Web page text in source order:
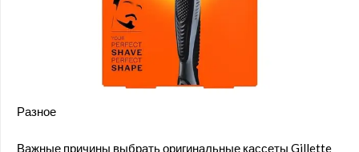
Разное
Важные причины выбрать оригинальные кассеты Gillette